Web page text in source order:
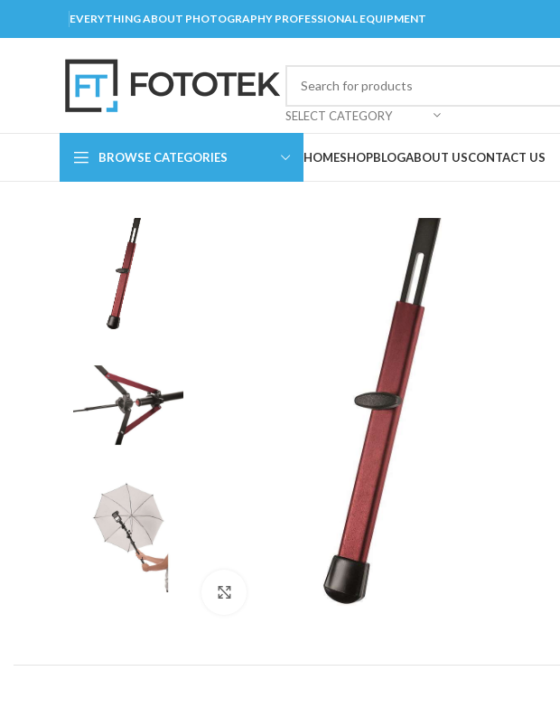
EVERYTHING ABOUT PHOTOGRAPHY PROFESSIONAL EQUIPMENT
SELECT CATEGORY
BROWSE CATEGORIES HOMESHOPBLOGABOUT USCONTACT US
Click to enlarge